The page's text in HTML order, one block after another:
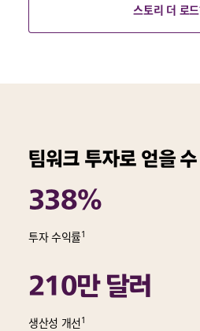
스토리 더 로
팀워크 투자로 얻을
338%
투자 수익률1
210만 달러
생산성 개선 1